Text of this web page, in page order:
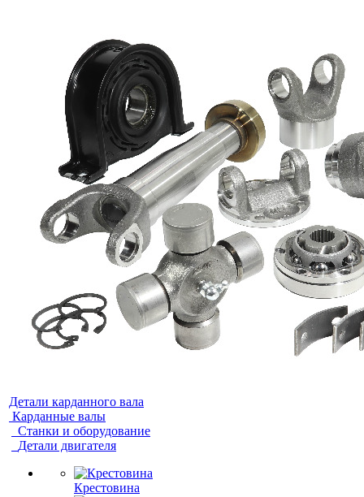
Детали карданного вала
Карданные валы
Станки и оборудование
Детали двигателя
Крестовина